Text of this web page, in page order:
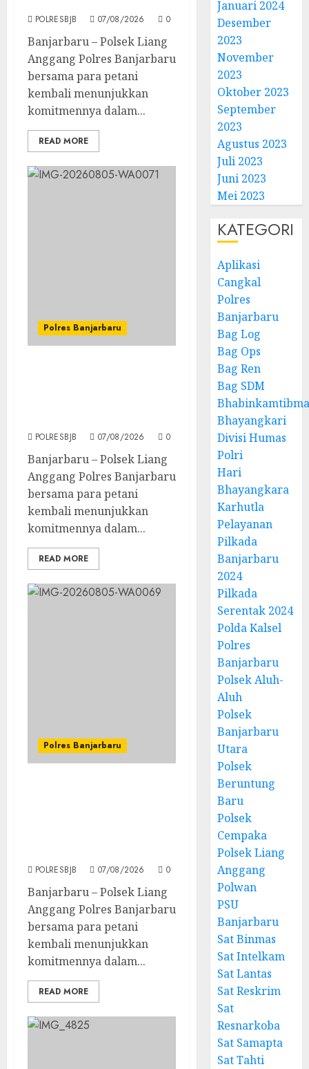
POLRESBJB 07/08/2026 0
Banjarbaru – Polsek Liang
Anggang Polres Banjarbaru
bersama para petani
kembali menunjukkan
komitmennya dalam...
READ MORE
Polres Banjarbaru
POLRESBJB 07/08/2026 0
Banjarbaru – Polsek Liang
Anggang Polres Banjarbaru
bersama para petani
kembali menunjukkan
komitmennya dalam...
READ MORE
Polres Banjarbaru
POLRESBJB 07/08/2026 0
Banjarbaru – Polsek Liang
Anggang Polres Banjarbaru
bersama para petani
kembali menunjukkan
komitmennya dalam...
READ MORE
Januari 2024
Desember
2023
November
2023
Oktober 2023
September
2023
Agustus 2023
Juli 2023
Juni 2023
Mei 2023
KATEGORI
Aplikasi
Cangkal
Polres
Banjarbaru
Bag Log
Bag Ops
Bag Ren
Bag SDM
Bhayangkari
Divisi Humas
Polri
Hari
Bhayangkara
Karhutla
Pelayanan
Pilkada
Banjarbaru
2024
Pilkada
Serentak 2024
Polda Kalsel
Polres
Banjarbaru
Polsek Aluh-
Aluh
Polsek
Banjarbaru
Utara
Polsek
Beruntung
Baru
Polsek
Cempaka
Polsek Liang
Anggang
Polwan
PSU
Banjarbaru
Sat Binmas
Sat Intelkam
Sat Lantas
Sat Reskrim
Sat
Resnarkoba
Sat Samapta
Sat Tahti